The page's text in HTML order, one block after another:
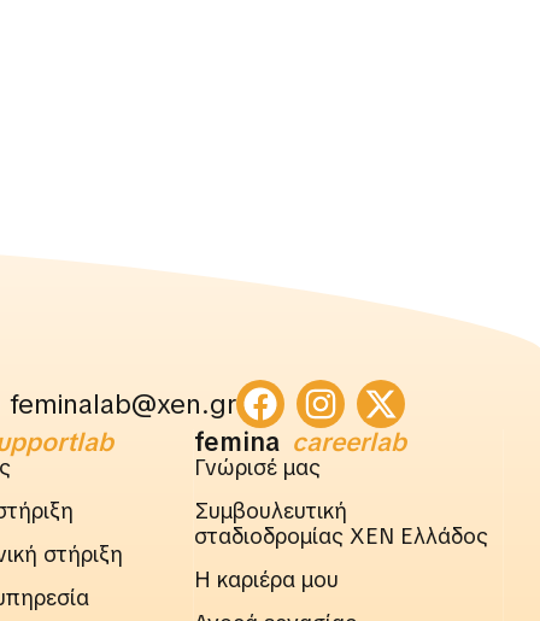
feminalab@xen.gr
στήριξη
femina careerlab
Γνώρισέ μας
Συμβουλευτική
σταδιοδρομίας ΧΕΝ Ελλάδος
Η καριέρα μου